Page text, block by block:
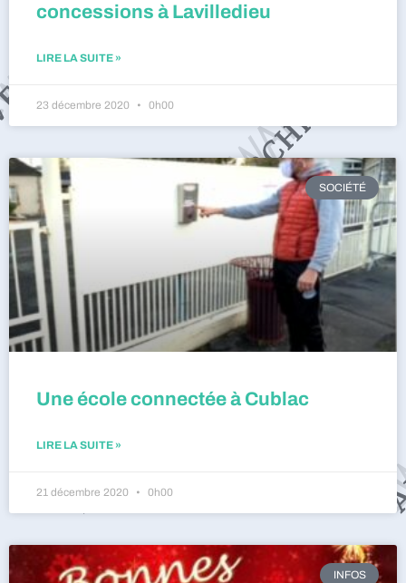
concessions à Lavilledieu
LIRE LA SUITE »
23 décembre 2020 0h00
SOCIÉTÉ
Une école connectée à Cublac
LIRE LA SUITE »
21 décembre 2020 0h00
INFOS